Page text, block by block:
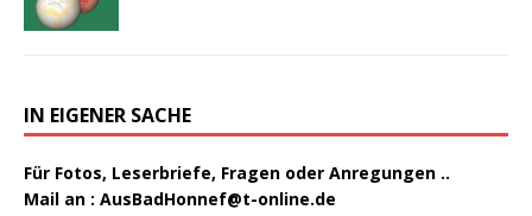
IN EIGENER SACHE
Für Fotos, Leserbriefe, Fragen oder Anregungen ..
Mail an : AusBadHonnef@t-online.de